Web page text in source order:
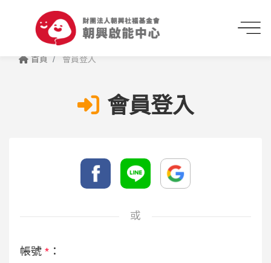
首頁 會員登入
會員登入
或
帳號 * ：